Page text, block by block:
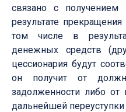
связано с
результате
том числе в
денежных средств
цессионария будут
он получит от
задолженности либо от
дальнейшей переуступки